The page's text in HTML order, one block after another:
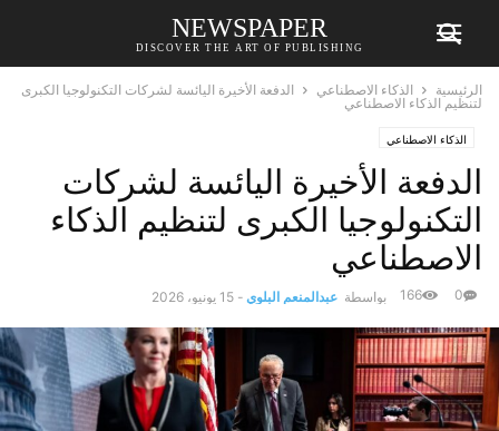
NEWSPAPER
DISCOVER THE ART OF PUBLISHING
الرئيسية الذكاء الاصطناعي
الدفعة الأخيرة اليائسة لشركات التكنولوجيا الكبرى
لتنظيم الذكاء الاصطناعي
الذكاء الاصطناعي
الدفعة الأخيرة اليائسة لشركات
التكنولوجيا الكبرى لتنظيم الذكاء
الاصطناعي
بواسطة عبدالمنعم البلوي - 15 يونيو، 2026 0
166